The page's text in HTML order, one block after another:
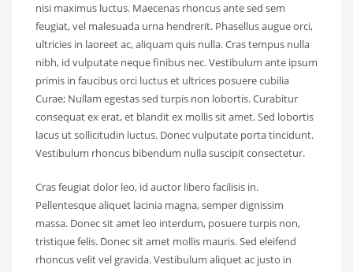
nisi maximus luctus. Maecenas rhoncus ante sed sem
feugiat, vel malesuada urna hendrerit. Phasellus augue orci,
ultricies in laoreet ac, aliquam quis nulla. Cras tempus nulla
nibh, id vulputate neque finibus nec. Vestibulum ante ipsum
primis in faucibus orci luctus et ultrices posuere cubilia
Curae; Nullam egestas sed turpis non lobortis. Curabitur
consequat ex erat, et blandit ex mollis sit amet. Sed lobortis
lacus ut sollicitudin luctus. Donec vulputate porta tincidunt.
Vestibulum rhoncus bibendum nulla suscipit consectetur.
Cras feugiat dolor leo, id auctor libero facilisis in.
Pellentesque aliquet lacinia magna, semper dignissim
massa. Donec sit amet leo interdum, posuere turpis non,
tristique felis. Donec sit amet mollis mauris. Sed eleifend
rhoncus velit vel gravida. Vestibulum aliquet ac justo in